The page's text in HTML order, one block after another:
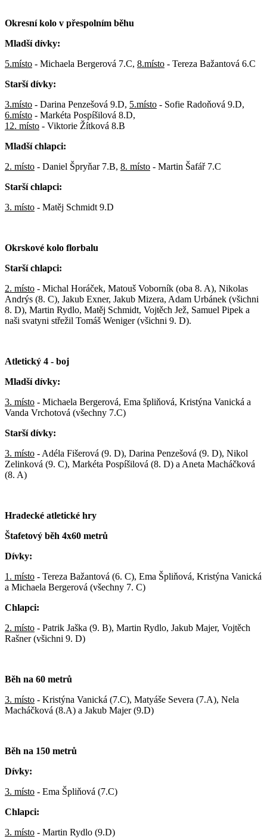
Okresní kolo v přespolním běhu
Mladší dívky:
5.místo - Michaela Bergerová 7.C, 8.místo - Tereza Bažantová 6.C
Starší dívky:
3.místo - Darina Penzešová 9.D, 5.místo - Sofie Radoňová 9.D,
6.místo - Markéta Pospíšilová 8.D,
12. místo - Viktorie Žítková 8.B
Mladší chlapci:
2. místo - Daniel Špryňar 7.B, 8. místo - Martin Šafář 7.C
Starší chlapci:
3. místo - Matěj Schmidt 9.D
Okrskové kolo florbalu
Starší chlapci:
2. místo - Michal Horáček, Matouš Voborník (oba 8. A), Nikolas
Andrýs (8. C), Jakub Exner, Jakub Mizera, Adam Urbánek (všichni
8. D), Martin Rydlo, Matěj Schmidt, Vojtěch Jež, Samuel Pipek a
naši svatyni střežil Tomáš Weniger (všichni 9. D).
Atletický 4 - boj
Mladší dívky:
3. místo - Michaela Bergerová, Ema špliňová, Kristýna Vanická a
Vanda Vrchotová (všechny 7.C)
Starší dívky:
3. místo - Adéla Fišerová (9. D), Darina Penzešová (9. D), Nikol
Zelinková (9. C), Markéta Pospíšilová (8. D) a Aneta Macháčková
(8. A)
Hradecké atletické hry
Štafetový běh 4x60 metrů
Dívky:
1. místo - Tereza Bažantová (6. C), Ema Špliňová, Kristýna Vanická
a Michaela Bergerová (všechny 7. C)
Chlapci:
2. místo - Patrik Jaška (9. B), Martin Rydlo, Jakub Majer, Vojtěch
Rašner (všichni 9. D)
Běh na 60 metrů
3. místo - Kristýna Vanická (7.C), Matyáše Severa (7.A), Nela
Macháčková (8.A) a Jakub Majer (9.D)
Běh na 150 metrů
Dívky:
3. místo - Ema Špliňová (7.C)
Chlapci:
3. místo - Martin Rydlo (9.D)